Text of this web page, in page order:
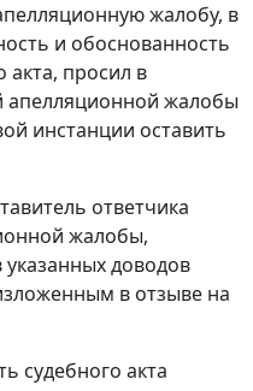
жалобу, в
и обоснованность
акта, просил в
апелляционной жалобы
инстанции оставить
ответчика
жалобы,
указанных доводов
в отзыве на
судебного акта